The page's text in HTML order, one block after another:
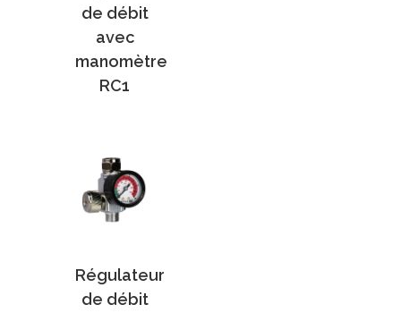
de débit
avec
manomètre
RC1
Régulateur
de débit